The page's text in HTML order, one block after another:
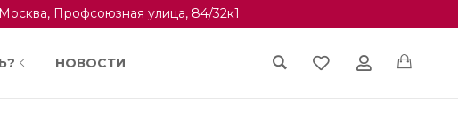
Москва, Профсоюзная улица, 84/32к1
НОВОСТИ